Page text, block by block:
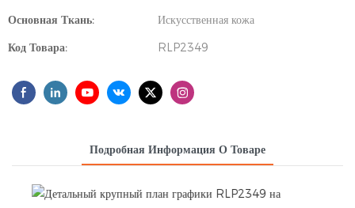
Основная Ткань:
Искусственная кожа
Код Товара:
RLP2349
Подробная Информация О Товаре